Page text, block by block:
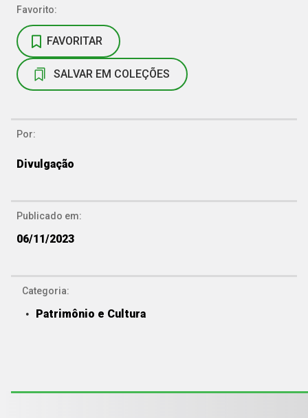
Favorito:
FAVORITAR
SALVAR EM COLEÇÕES
Por:
Divulgação
Publicado em:
06/11/2023
Categoria:
Patrimônio e Cultura